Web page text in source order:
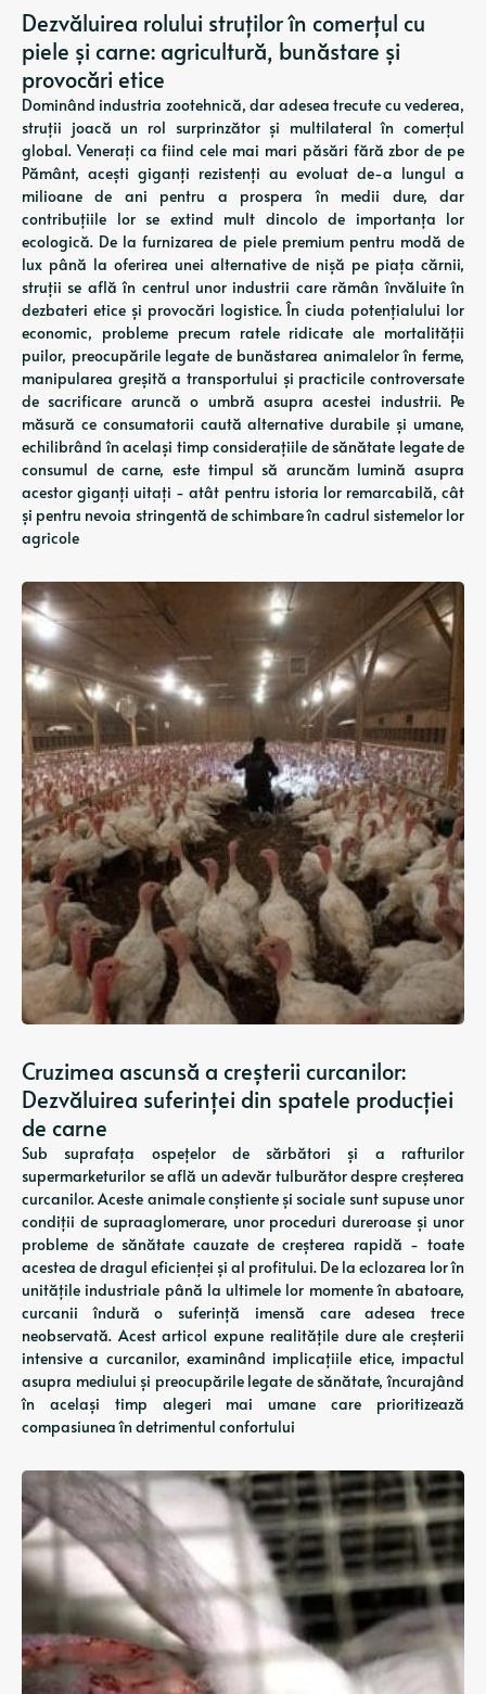
Dezvăluirea rolului struților în comerțul cu
piele și carne: agricultură, bunăstare și
provocări etice
Dominând industria zootehnică, dar adesea trecute cu vederea,
struții joacă un rol surprinzător și multilateral în comerțul
global. Venerați ca fiind cele mai mari păsări fără zbor de pe
Pământ, acești giganți rezistenți au evoluat de-a lungul a
milioane de ani pentru a prospera în medii dure, dar
contribuțiile lor se extind mult dincolo de importanța lor
ecologică. De la furnizarea de piele premium pentru modă de
lux până la oferirea unei alternative de nișă pe piața cărnii,
struții se află în centrul unor industrii care rămân învăluite în
dezbateri etice și provocări logistice. În ciuda potențialului lor
economic, probleme precum ratele ridicate ale mortalității
puilor, preocupările legate de bunăstarea animalelor în ferme,
manipularea greșită a transportului și practicile controversate
de sacrificare aruncă o umbră asupra acestei industrii. Pe
măsură ce consumatorii caută alternative durabile și umane,
echilibrând în același timp considerațiile de sănătate legate de
consumul de carne, este timpul să aruncăm lumină asupra
acestor giganți uitați - atât pentru istoria lor remarcabilă, cât
și pentru nevoia stringentă de schimbare în cadrul sistemelor lor
agricole
Cruzimea ascunsă a creșterii curcanilor:
Dezvăluirea suferinței din spatele producției
de carne
Sub suprafața ospețelor de sărbători și a rafturilor
supermarketurilor se află un adevăr tulburător despre creșterea
curcanilor. Aceste animale conștiente și sociale sunt supuse unor
condiții de supraaglomerare, unor proceduri dureroase și unor
probleme de sănătate cauzate de creșterea rapidă - toate
acestea de dragul eficienței și al profitului. De la eclozarea lor în
unitățile industriale până la ultimele lor momente în abatoare,
curcanii îndură o suferință imensă care adesea trece
neobservată. Acest articol expune realitățile dure ale creșterii
intensive a curcanilor, examinând implicațiile etice, impactul
asupra mediului și preocupările legate de sănătate, încurajând
în același timp alegeri mai umane care prioritizează
compasiunea în detrimentul confortului